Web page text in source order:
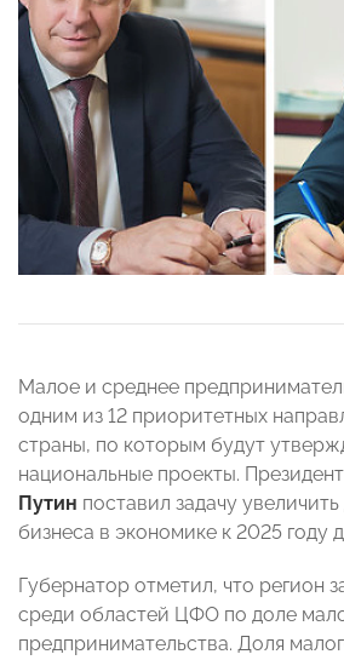
Малое и среднее
одним из 12 приоритетных
страны, по которым будут
национальные проекты.
Путин поставил задачу
бизнеса в экономике к 2025 году
Губернатор отметил, что регион
среди областей ЦФО по доле
предпринимательства. Доля